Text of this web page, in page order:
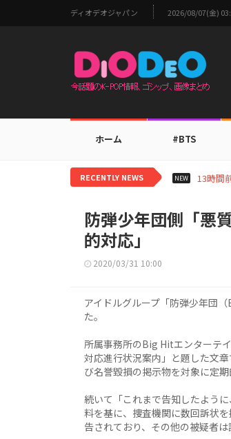
ディオデオジャパン 2026/08/07(金)
ホーム #BTS
RECENTLY NEWS NEW 13時間
防弾少年団側「悪
的対応」
2020/03/31 10:00
アイドルグループ「防弾少年団
た。
所属事務所のBig Hitエンターテ
対応進行状況案内」と題した文
び名誉毀損の掲示物を対象に定
続いて「これまで告知したよう
料を基に、捜査機関に数回訴状
告されており、その他の被疑者は